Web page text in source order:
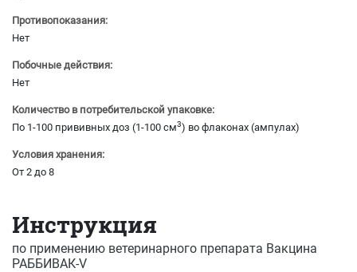
Противопоказания:
Нет
Побочные действия:
Нет
Количество в потребительской упаковке:
По 1-100 прививных доз (1-100 см3) во флаконах (ампулах)
Условия хранения:
От 2 до 8
Инструкция
по применению ветеринарного препарата Вакцина
РАББИВАК-V